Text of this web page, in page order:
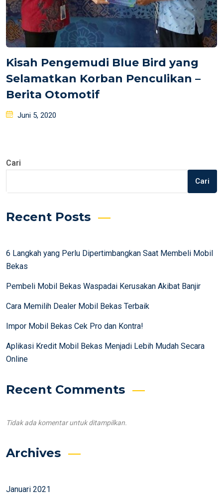
Kisah Pengemudi Blue Bird yang
Selamatkan Korban Penculikan –
Berita Otomotif
Posted
Juni 5, 2020
Cari
Cari
Recent Posts
6 Langkah yang Perlu Dipertimbangkan Saat Membeli Mobil
Bekas
Pembeli Mobil Bekas Waspadai Kerusakan Akibat Banjir
Cara Memilih Dealer Mobil Bekas Terbaik
Impor Mobil Bekas Cek Pro dan Kontra!
Aplikasi Kredit Mobil Bekas Menjadi Lebih Mudah Secara
Online
Recent Comments
Tidak ada komentar untuk ditampilkan.
Archives
Januari 2021